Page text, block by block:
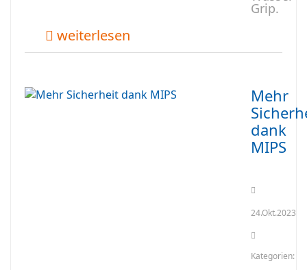
Grip.
weiterlesen
Mehr
dank
MIPS
24.Okt.2023
Kategorien: